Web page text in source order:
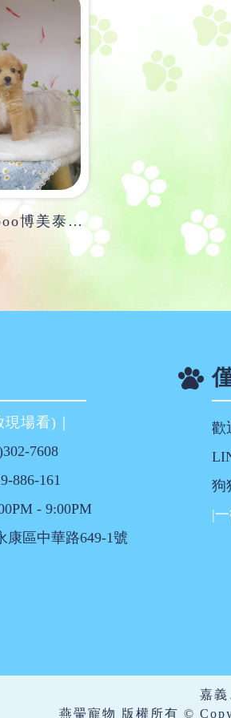
✨犬種介紹-Pomapoo博美泰迪✨
場看)｜
7608
886-161
- 9:00PM
康區中華路649-1號
歡
狗
|
嘉
燕翬寵物 版權所有 ©